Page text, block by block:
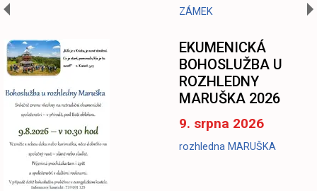
ZÁMEK
EKUMENICKÁ
BOHOSLUŽBA U
ROZHLEDNY
MARUŠKA 2026
9. srpna 2026
rozhledna MARUŠKA